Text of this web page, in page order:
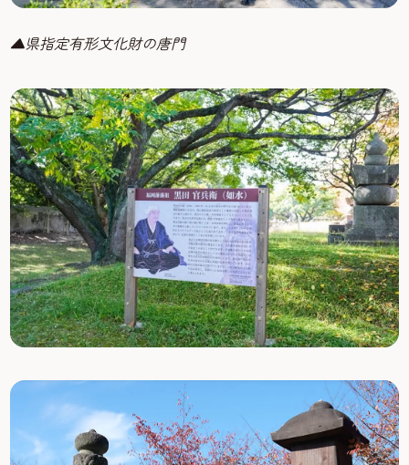
▲県指定有形文化財の唐門